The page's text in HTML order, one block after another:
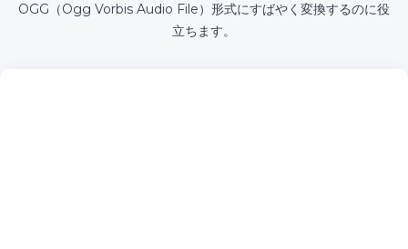
OGG（Ogg Vorbis Audio File）形式にすばやく変換するのに役
立ちます。